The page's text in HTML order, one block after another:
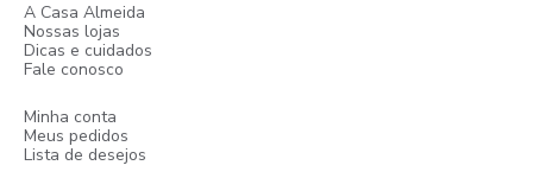
A Casa Almeida
Nossas lojas
Dicas e cuidados
Fale conosco
Minha conta
Meus pedidos
Lista de desejos